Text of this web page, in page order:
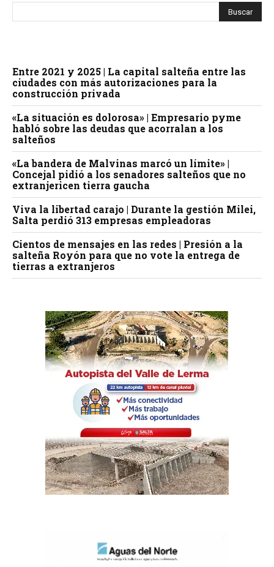
Entre 2021 y 2025 | La capital salteña entre las
ciudades con más autorizaciones para la
construcción privada
«La situación es dolorosa» | Empresario pyme
habló sobre las deudas que acorralan a los
salteños
«La bandera de Malvinas marcó un límite» |
Concejal pidió a los senadores salteños que no
extranjericen tierra gaucha
Viva la libertad carajo | Durante la gestión Milei,
Salta perdió 313 empresas empleadoras
Cientos de mensajes en las redes | Presión a la
salteña Royón para que no vote la entrega de
tierras a extranjeros